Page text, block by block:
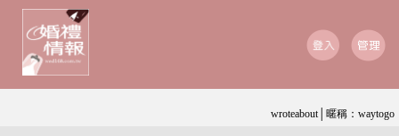
wroteabout│暱稱：waytogo